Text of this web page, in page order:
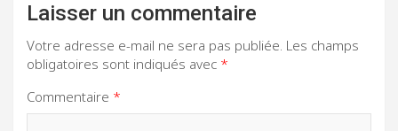
Laisser un commentaire
Votre adresse e-mail ne sera pas publiée. Les champs
obligatoires sont indiqués avec *
Commentaire *